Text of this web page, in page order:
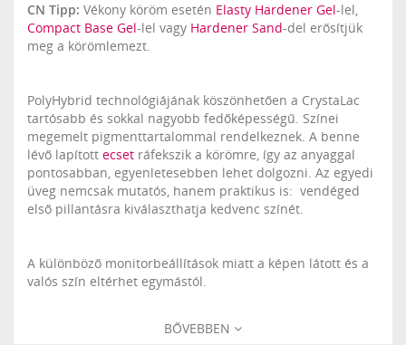
CN Tipp: Vékony köröm esetén Elasty Hardener Gel-lel,
Compact Base Gel-lel vagy Hardener Sand-del erősítjük
meg a körömlemezt.
PolyHybrid technológiájának köszönhetően a CrystaLac
tartósabb és sokkal nagyobb fedőképességű. Színei
megemelt pigmenttartalommal rendelkeznek. A benne
lévő lapított ecset ráfekszik a körömre, így az anyaggal
pontosabban, egyenletesebben lehet dolgozni. Az egyedi
üveg nemcsak mutatós, hanem praktikus is: vendéged
első pillantásra kiválaszthatja kedvenc színét.
A különböző monitorbeállítások miatt a képen látott és a
valós szín eltérhet egymástól.
BŐVEBBEN